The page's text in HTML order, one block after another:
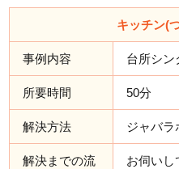
キッチン(
事例内容 台所シン
所要時間 50分
解決方法 ジャバラ
解決までの流
お伺いし